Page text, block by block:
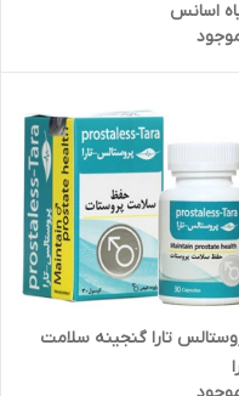
اسانس
تارا گنجینه سلامت